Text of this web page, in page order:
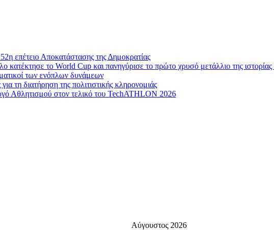
επέτειο Αποκατάστασης της Δημοκρατίας
το World Cup και πανηγύρισε το πρώτο χρυσό μετάλλιο της ιστορίας
των ενόπλων δυνάμεων
τη διατήρηση της πολιτιστικής κληρονομιάς
Αθλητισμού στον τελικό του TechATHLON 2026
Αύγουστος 2026